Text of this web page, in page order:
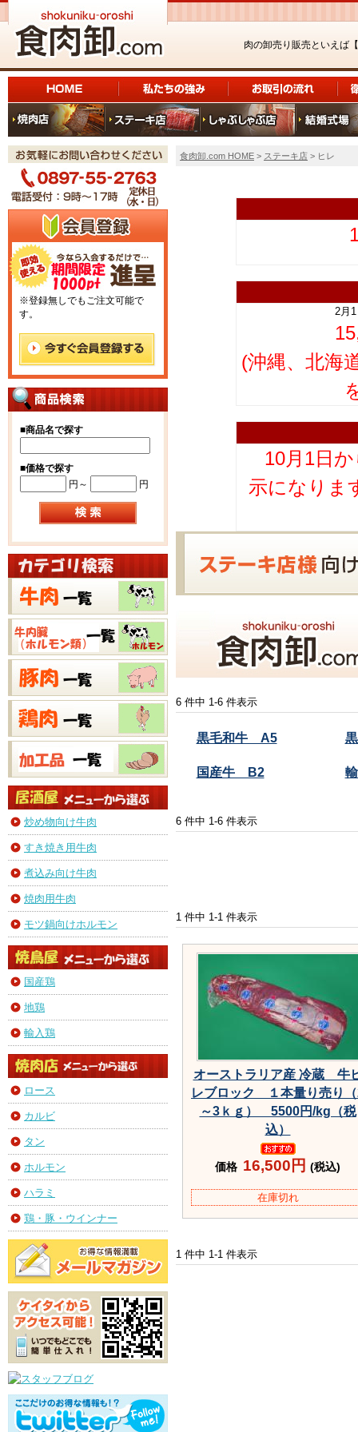
肉の卸売り販売といえば【
※登録無しでもご注文可能で
す。
■商品名で探す
■価格で探す
円～
円
炒め物向け牛肉
すき焼き用牛肉
煮込み向け牛肉
焼肉用牛肉
モツ鍋向けホルモン
国産鶏
地鶏
輸入鶏
ロース
カルビ
タン
ホルモン
ハラミ
鶏・豚・ウインナー
食肉卸.com HOME > ステーキ店 > ヒレ
2月
(沖縄、北海
10月1日
示になりま
6 件中 1-6 件表示
黒毛和牛 A5
国産牛 B2
6 件中 1-6 件表示
1 件中 1-1 件表示
オーストラリア産 冷蔵 牛
レブロック １本量り売り
～3ｋｇ） 5500円/kg（税
込）
価格 16,500円 (税込)
在庫切れ
1 件中 1-1 件表示